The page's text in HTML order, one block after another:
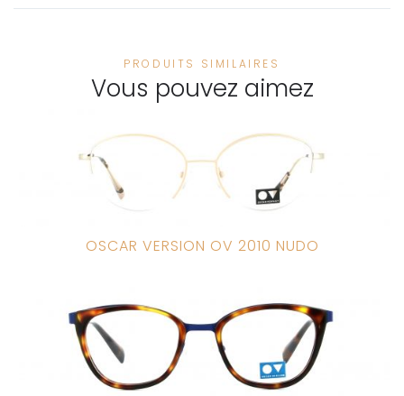
PRODUITS SIMILAIRES
Vous pouvez aimez
OSCAR VERSION OV 2010 NUDO